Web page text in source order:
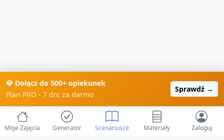
💎 Dołącz do 500+ opiekunek
Plan PRO - 7 dni za darmo
Sprawdź →
Moje Zajęcia Generator Scenariusze Materiały Zaloguj